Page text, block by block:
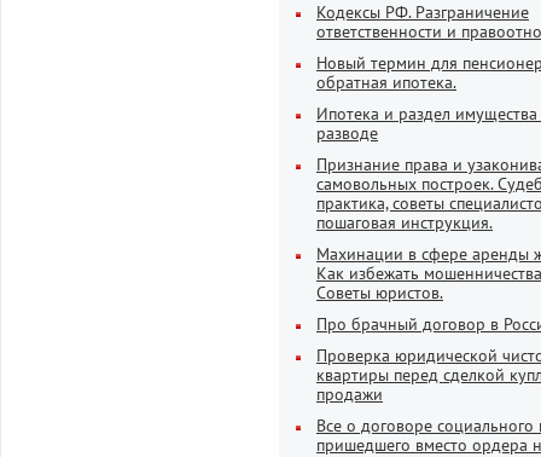
Кодексы РФ. Разграничение
ответственности и
Новый термин для
обратная ипотека.
Ипотека и раздел
разводе
Признание права и
самовольных построек.
практика, советы
пошаговая инструкция.
Махинации в сфере аренды
Как избежать
Советы юристов.
Про брачный договор в
Проверка юридической
квартиры перед сделкой
продажи
Все о договоре социального
пришедшего вместо ордера